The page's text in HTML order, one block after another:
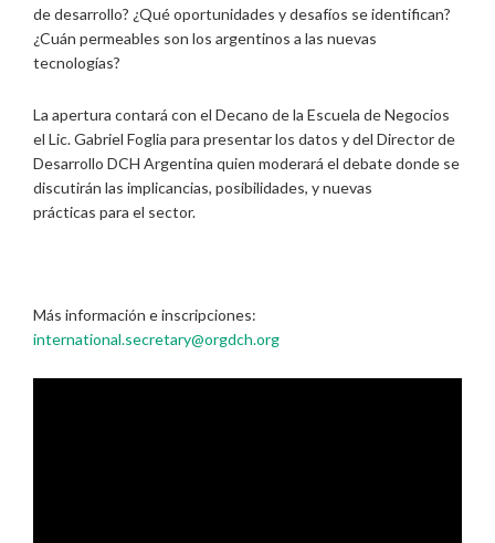
de desarrollo? ¿Qué oportunidades y desafíos se identifican?
¿Cuán permeables son los argentinos a las nuevas
tecnologías?
La apertura contará con el Decano de la Escuela de Negocios
el Lic. Gabriel Foglia para presentar los datos y del Director de
Desarrollo DCH Argentina quien moderará el debate donde se
discutirán las implicancias, posibilidades, y nuevas
prácticas para el sector.
Más información e inscripciones:
international.secretary@orgdch.org